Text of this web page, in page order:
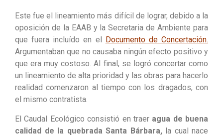
Este fue el lineamiento más difícil de lograr, debido a la
oposición de la EAAB y la Secretaria de Ambiente para
que fuera incluído en el Documento de Concertación.
Argumentaban que no causaba ningún efecto positivo y
que era muy costoso. Al final, se logró concertar como
un lineamiento de alta prioridad y las obras para hacerlo
realidad comenzaron al tiempo con los dragados, con
el mismo contratista.
El Caudal Ecológico consistió en traer agua de buena
calidad de la quebrada Santa Bárbara,la cual nace